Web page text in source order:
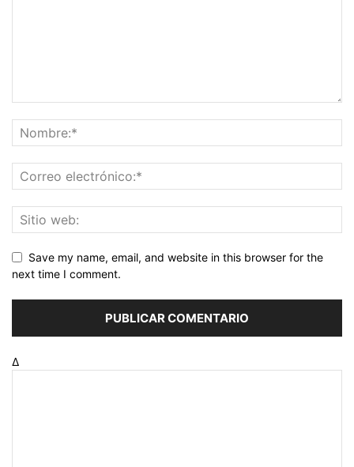
Save my name, email, and website in this browser for the
next time I comment.
Δ